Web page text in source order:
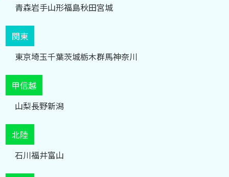
青森岩手山形福島秋田宮城
関東
東京埼玉千葉茨城栃木群馬神奈川
甲信越
山梨長野新潟
北陸
石川福井富山